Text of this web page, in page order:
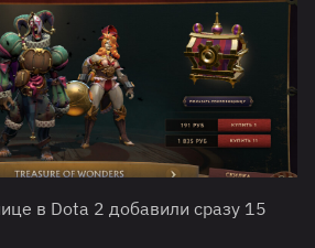
в Dota 2 добавили сразу 15